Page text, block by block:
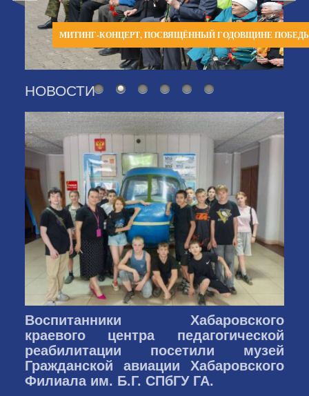
МИТИНГ-КОНЦЕРТ, ПОСВЯЩЁННЫЙ ГОДОВЩИНЕ
НОВОСТИ
Воспитанники Хабаровского
краевого центра педагогической
реабилитации посетили музей
Гражданской авиации Хабаровского
Филиала им. Б.Г. СПбГУ ГА.